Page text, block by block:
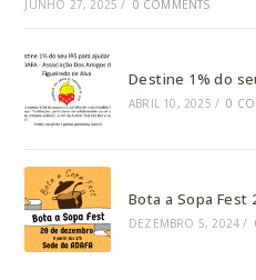
JUNHO 27, 2025 / 0 COMMENTS
Destine 1% do
ABRIL 10, 2025 / 0
Bota a Sopa Fest
DEZEMBRO 5, 2024 /